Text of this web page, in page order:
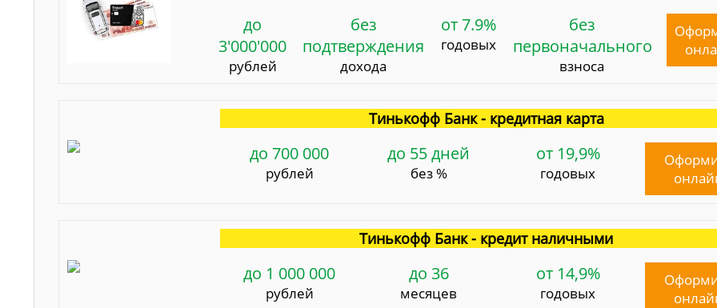
до
3'000'000
рублей
без
подтверждения
дохода
от 7.9%
годовых
без
первоначального
взноса
Тинькофф Банк - кредитная карта
до 700 000
рублей
до 55 дней
без %
от 19,9%
годовых
Тинькофф Банк - кредит наличными
до 1 000 000
рублей
до 36
месяцев
от 14,9%
годовых